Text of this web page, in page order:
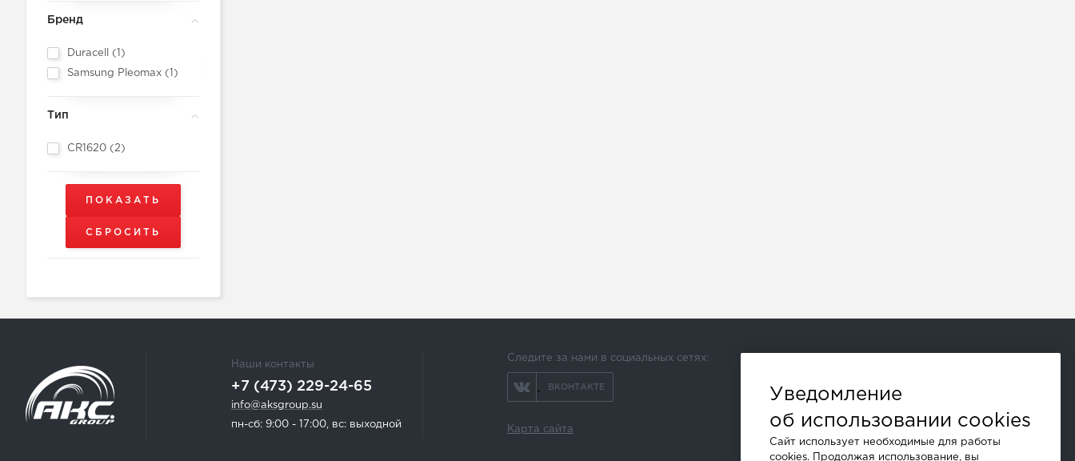
Бренд
Duracell ( )
Samsung Pleomax ( )
Тип
CR1620 ( 2)
Наши контакты
+7 (473) 229-24-65
info@aksgroup.su
пн-сб: 9:00 - 17:00, вс: выходной
Следите за нами в социальных сетях:
ВКОНТАКТЕ
Карта сайта
и другие
Уведомление
об использовании cookies
Сайт использует необходимые для работы
cookies. Продолжая использование, вы